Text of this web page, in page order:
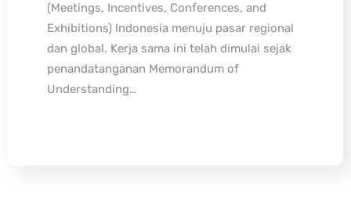
(Meetings, Incentives, Conferences, and
Exhibitions) Indonesia menuju pasar regional
dan global. Kerja sama ini telah dimulai sejak
penandatanganan Memorandum of
Understanding…